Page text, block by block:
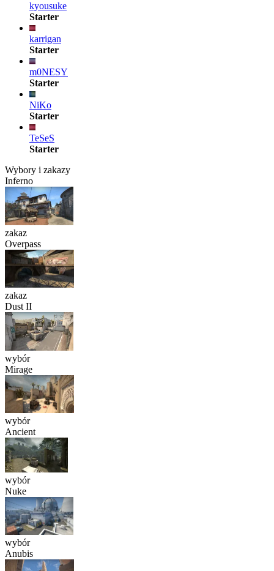
kyousuke
Starter
karrigan
Starter
m0NESY
Starter
NiKo
Starter
TeSeS
Starter
Wybory i zakazy
Inferno
zakaz
Overpass
zakaz
Dust II
wybór
Mirage
wybór
Ancient
wybór
Nuke
wybór
Anubis